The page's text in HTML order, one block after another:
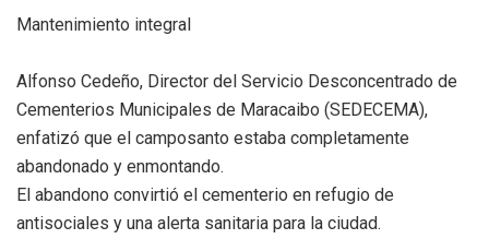
Mantenimiento integral
Alfonso Cedeño, Director del Servicio Desconcentrado de
Cementerios Municipales de Maracaibo (SEDECEMA),
enfatizó que el camposanto estaba completamente
abandonado y enmontando.
El abandono convirtió el cementerio en refugio de
antisociales y una alerta sanitaria para la ciudad.